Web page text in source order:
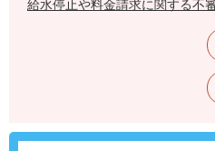
給水停止や料金請求に関する不